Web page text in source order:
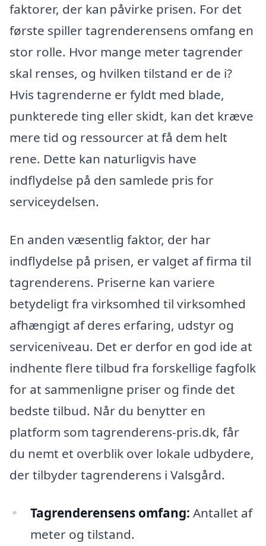
faktorer, der kan påvirke prisen. For det
første spiller tagrenderensens omfang en
stor rolle. Hvor mange meter tagrender
skal renses, og hvilken tilstand er de i?
Hvis tagrenderne er fyldt med blade,
punkterede ting eller skidt, kan det kræve
mere tid og ressourcer at få dem helt
rene. Dette kan naturligvis have
indflydelse på den samlede pris for
serviceydelsen.
En anden væsentlig faktor, der har
indflydelse på prisen, er valget af firma til
tagrenderens. Priserne kan variere
betydeligt fra virksomhed til virksomhed
afhængigt af deres erfaring, udstyr og
serviceniveau. Det er derfor en god ide at
indhente flere tilbud fra forskellige fagfolk
for at sammenligne priser og finde det
bedste tilbud. Når du benytter en
platform som tagrenderens-pris.dk, får
du nemt et overblik over lokale udbydere,
der tilbyder tagrenderens i Valsgård.
Tagrenderensens omfang: Antallet af
meter og tilstand.